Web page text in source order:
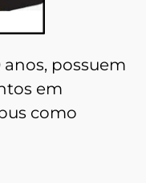
anos, possuem
em
como